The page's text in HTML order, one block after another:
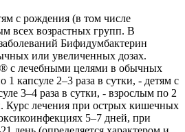
с рождения (в том числе
всех возрастных групп. В
Бифидумбактерин
или увеличенных дозах.
с лечебными целями в обычных
1 капсуле 2–3 раза в сутки, - детям с
3–4 раза в сутки, - взрослым по 2
Курс лечения при острых кишечных
5–7 дней, при